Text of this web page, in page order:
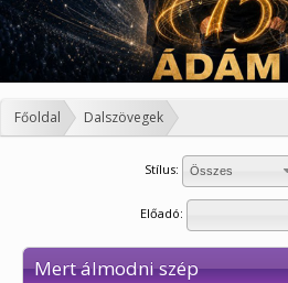
Főoldal Dalszövegek
Stílus: Összes
Előadó:
Mert álmodni szép